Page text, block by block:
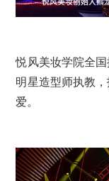
悦风美妆学院全
明星造型师执教
爱。